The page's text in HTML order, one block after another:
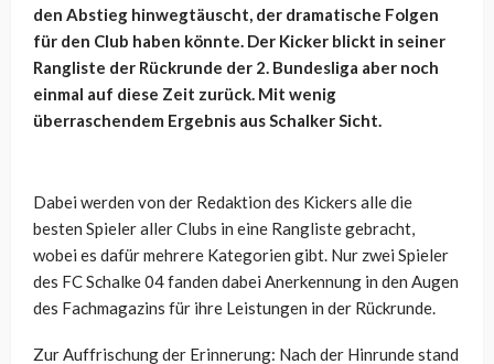
den Abstieg hinwegtäuscht, der dramatische Folgen
für den Club haben könnte. Der Kicker blickt in seiner
Rangliste der Rückrunde der 2. Bundesliga aber noch
einmal auf diese Zeit zurück. Mit wenig
überraschendem Ergebnis aus Schalker Sicht.
Dabei werden von der Redaktion des Kickers alle die
besten Spieler aller Clubs in eine Rangliste gebracht,
wobei es dafür mehrere Kategorien gibt. Nur zwei Spieler
des FC Schalke 04 fanden dabei Anerkennung in den Augen
des Fachmagazins für ihre Leistungen in der Rückrunde.
Zur Auffrischung der Erinnerung: Nach der Hinrunde stand